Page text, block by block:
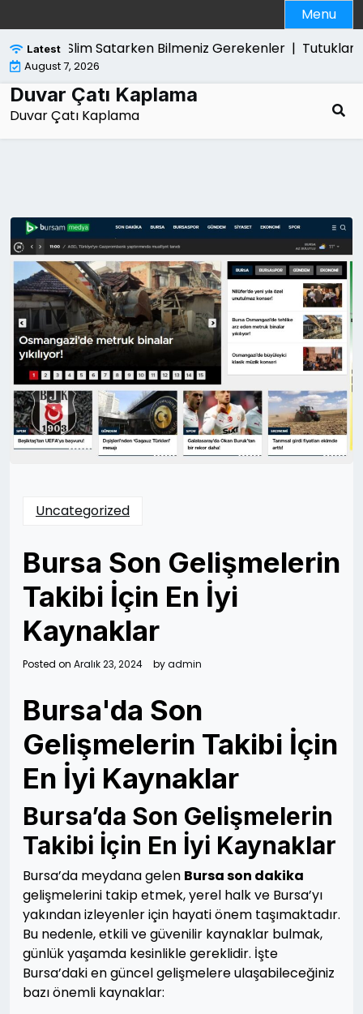
to
content
Menu
Latest
Ps5 Slim Satarken Bilmeniz Gerekenler |
August 7, 2026
Duvar Çatı Kaplama
Duvar Çatı Kaplama
Uncategorized
Bursa Son Gelişmelerin
Takibi İçin En İyi
Kaynaklar
Posted on Aralık 23, 2024 byadmin
Bursa'da Son
Gelişmelerin Takibi İçin
En İyi Kaynaklar
Bursa’da Son Gelişmelerin
Takibi İçin En İyi Kaynaklar
Bursa’da meydana gelen Bursa son dakika
gelişmelerini takip etmek, yerel halk ve Bursa’yı
yakından izleyenler için hayati önem taşımaktadır.
Bu nedenle, etkili ve güvenilir kaynaklar bulmak,
günlük yaşamda kesinlikle gereklidir. İşte
Bursa’daki en güncel gelişmelere ulaşabileceğiniz
bazı önemli kaynaklar: